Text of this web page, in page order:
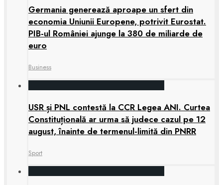
Germania generează aproape un sfert din
economia Uniunii Europene, potrivit Eurostat.
PIB-ul României ajunge la 380 de miliarde de
euro
Business
USR și PNL contestă la CCR Legea ANI. Curtea
Constituțională ar urma să judece cazul pe 12
august, înainte de termenul-limită din PNRR
Sport